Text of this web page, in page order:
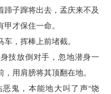
子蹿将出去，孟庆来不及
才保住一命。
，挥棒上前堵截。
技放倒对手，忽地潜身一
用肩膀将其顶翻在地。
鬼，本能地大叫了声“饶